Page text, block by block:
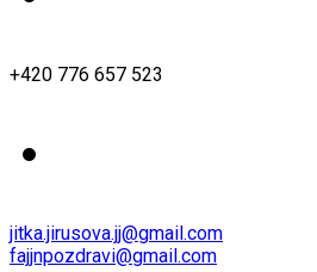
+420 776 657 523
jitka.jirusova.jj@gmail.com
fajjnpozdravi@gmail.com